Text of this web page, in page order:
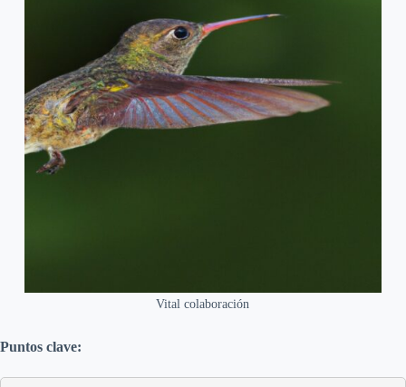
Vital colaboración
Puntos clave: